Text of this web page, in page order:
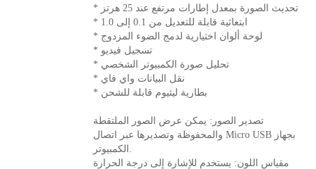
* تحديث الصورة بمعدل إطارات مرتفع عند 25 هرتز
* ابتعاثية قابلة للتعديل من 0.1 إلى 1.0
* لوحة ألوان اختيارية لدمج الضوء المزدوج
* تسجيل فيديو
* تحليل صورة الكمبيوتر الشخصي
* نقل البيانات واي فاي
* بطارية ليثيوم قابلة للشحن
تصدير الصور: يمكن عرض الصور الملتقطة
والمحفوظة وتصديرها عبر اتصال Micro USB بجهاز
الكمبيوتر.
مقياس اللون: يستخدم للإشارة إلى درجة الحرارة